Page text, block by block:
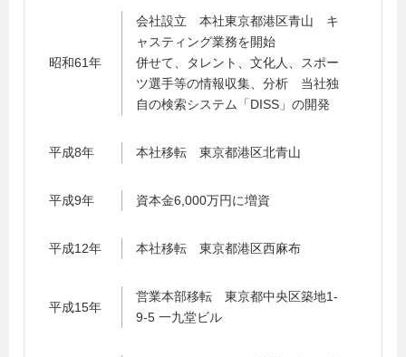
昭和61年
会社設立 本社東京都港区青山 キ
ャスティング業務を開始
併せて、タレント、文化人、スポー
ツ選手等の情報収集、分析 当社独
自の検索システム「DISS」の開発
平成8年 本社移転 東京都港区北青山
平成9年 資本金6,000万円に増資
平成12年 本社移転 東京都港区西麻布
平成15年
営業本部移転 東京都中央区築地1-
9-5 一九堂ビル